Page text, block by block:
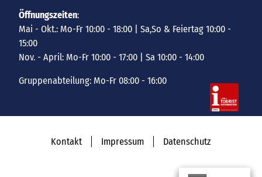
Öffnungszeiten:
Mai - Okt.: Mo-Fr 10:00 - 18:00 | Sa,So & Feiertag 10:00 -
15:00
Nov. - April: Mo-Fr 10:00 - 17:00 | Sa 10:00 - 14:00
Gruppenabteilung: Mo-Fr 08:00 - 16:00
Kontakt Impressum Datenschutz